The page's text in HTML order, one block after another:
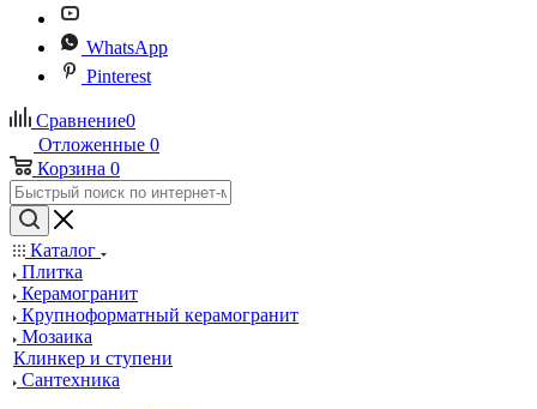
WhatsApp
Pinterest
Сравнение0
Отложенные 0
Корзина 0
Каталог
Плитка
Керамогранит
Крупноформатный керамогранит
Мозаика
Клинкер и ступени
Сантехника